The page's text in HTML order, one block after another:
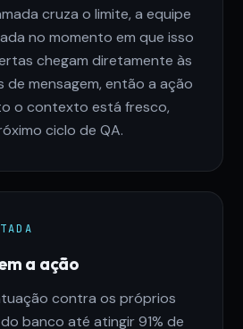
cruza o limite, a equipe
no momento em que isso
chegam diretamente às
de mensagem, então a ação
o contexto está fresco,
ciclo de QA.
a ação
contra os próprios
banco até atingir 91% de